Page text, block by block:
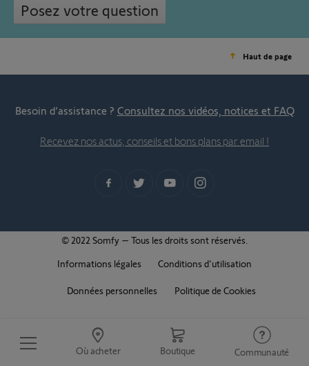
Où acheter Boutique Communauté
Posez votre question
Haut de page
Besoin d’assistance ? Consultez nos vidéos, notices et FAQ
Recevez nos actus, conseils et bons plans par email !
© 2022 Somfy – Tous les droits sont réservés.
Informations légales
Conditions d'utilisation
Données personnelles Politique de Cookies